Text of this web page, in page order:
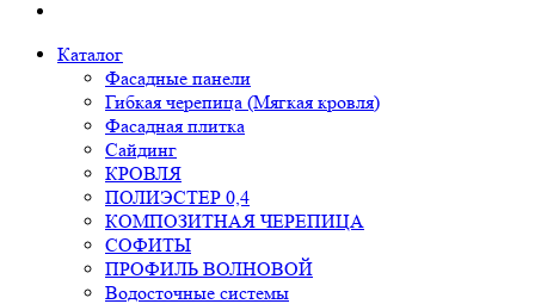
Каталог
Фасадные панели
Гибкая черепица (Мягкая кровля)
Фасадная плитка
Сайдинг
КРОВЛЯ
ПОЛИЭСТЕР 0,4
КОМПОЗИТНАЯ ЧЕРЕПИЦА
СОФИТЫ
ПРОФИЛЬ ВОЛНОВОЙ
Водосточные системы